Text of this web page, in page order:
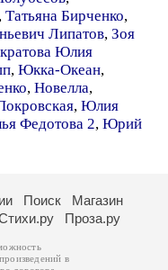
, Татьяна Бирченко,
Липатов, Зоя
Юлия
, Юкка-Океан,
, Новелла,
, Юлия
Федотова 2, Юрий
Поиск
Магазин
Проза.ру
в